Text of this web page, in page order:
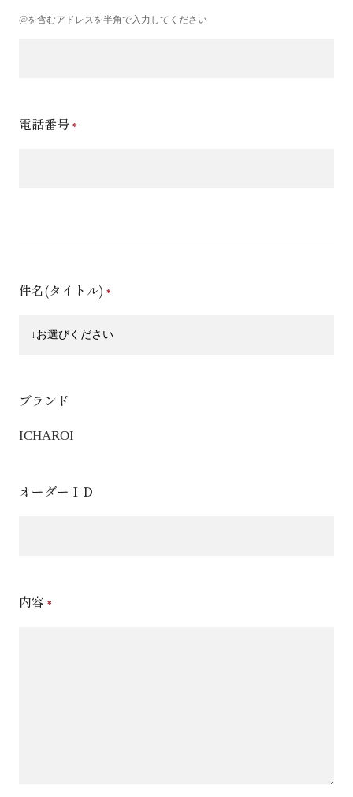
@を含むアドレスを半角で入力してください
電話番号
件名(タイトル)
ブランド
ICHAROI
オーダーＩＤ
内容